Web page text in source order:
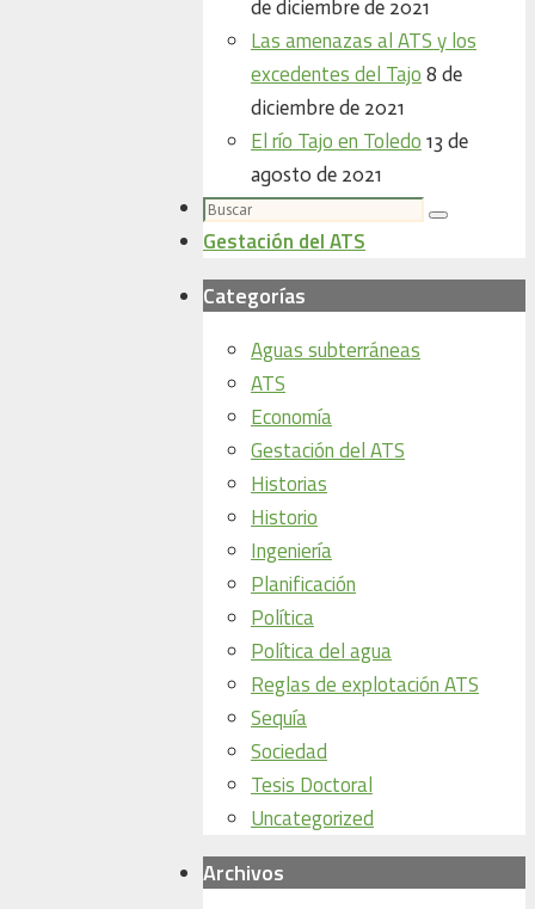
de diciembre de 2021
Las amenazas al ATS y los
excedentes del Tajo 8 de
diciembre de 2021
El río Tajo en Toledo 13 de
agosto de 2021
Buscar:
Buscar
Gestación del ATS
Categorías
Aguas subterráneas
ATS
Economía
Gestación del ATS
Historias
Historio
Ingeniería
Planificación
Política
Política del agua
Reglas de explotación ATS
Sequía
Sociedad
Tesis Doctoral
Uncategorized
Archivos